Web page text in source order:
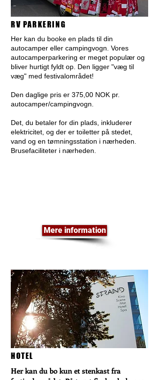
RV PARKERING
Her kan du booke en plads til din
autocamper eller campingvogn. Vores
autocamperparkering er meget populær og
bliver hurtigt fyldt op. Den ligger "væg til
væg" med festivalområdet!
Den daglige pris er 375,00 NOK pr.
autocamper/campingvogn.
Det, du betaler for din plads, inkluderer
elektricitet, og der er toiletter på stedet,
vand og en tømningsstation i nærheden.
Brusefaciliteter i nærheden.
Mere information
HOTEL
Her kan du bo kun et stenkast fra